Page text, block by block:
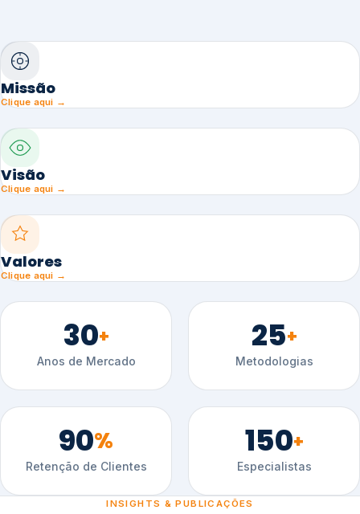
Missão
Clique aqui →
Visão
Clique aqui →
Valores
Clique aqui →
30+
Anos de Mercado
25+
Metodologias
90%
Retenção de Clientes
150+
Especialistas
INSIGHTS & PUBLICAÇÕES